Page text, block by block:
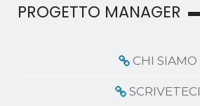
PROGETTO MANAGER
CHI SIAMO
SCRIVETECI